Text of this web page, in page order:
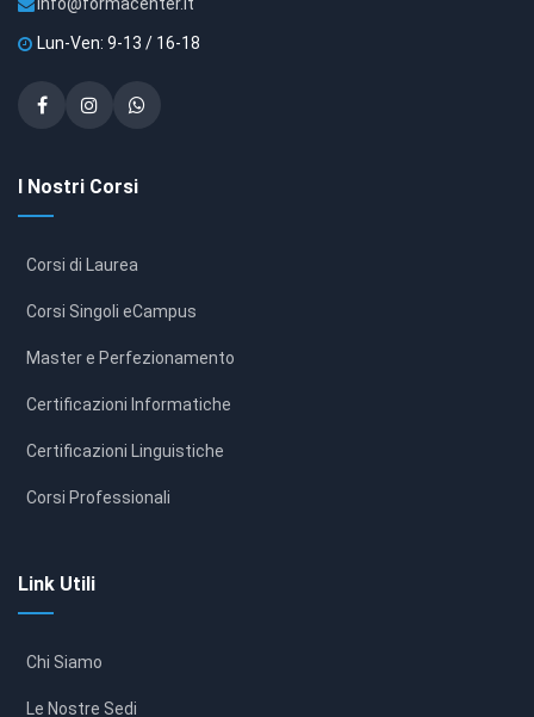
info@formacenter.it
Lun-Ven: 9-13 / 16-18
I Nostri Corsi
Corsi di Laurea
Corsi Singoli eCampus
Master e Perfezionamento
Certificazioni Informatiche
Certificazioni Linguistiche
Corsi Professionali
Link Utili
Chi Siamo
Le Nostre Sedi